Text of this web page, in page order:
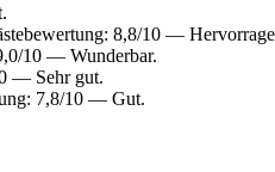
8,8/10 —
10 — Wunderbar.
— Sehr gut.
7,8/10 — Gut.